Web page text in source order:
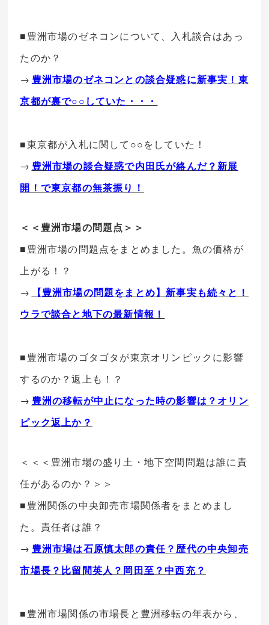
■豊洲市場のゼネコンについて、入札談合はあっ
たのか？
→ 豊洲市場のゼネコンとの談合疑惑に新事実！東
京都が裏で○○していた・・・
■東京都が入札に関して○○をしていた！
→ 豊洲市場の談合疑惑で内田氏が絡んだ？新展
開！で東京都の無茶振り！
＜＜豊洲市場の問題点＞＞
■豊洲市場の問題点をまとめました。魚の価格が
上がる！？
→
【豊洲市場の問題をまとめ】新事実も続々と！
ウラで談合と地下の最新情報！
■豊洲市場のゴタゴタが東京オリンピックに影響
するのか？返上も！？
→ 豊洲の移転が中止になった時の影響は？オリン
ピック返上か？
＜＜＜豊洲市場の盛り土・地下空間問題は誰に責
任があるのか？＞＞
■豊洲関係の中央卸売市場関係者をまとめまし
た。責任者は誰？
→ 豊洲市場は石原慎太郎の責任？歴代の中央卸売
市場長？比留間英人？岡田至？中西充？
■豊洲市場関係の市場長と豊洲移転の年表から、